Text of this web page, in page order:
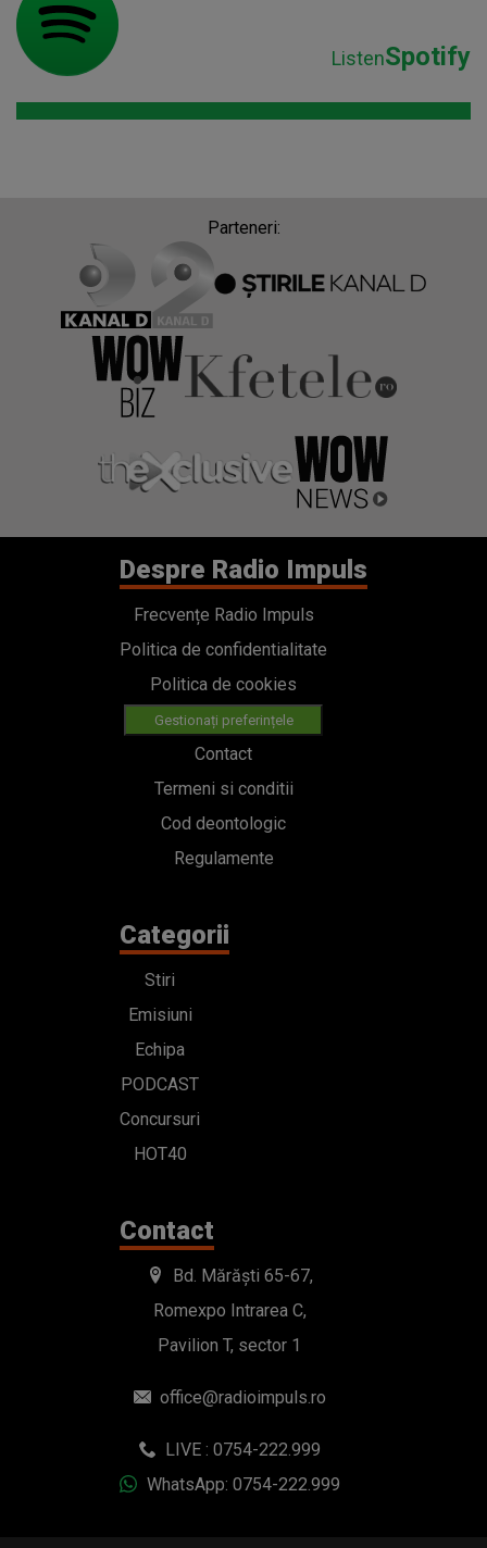
ListenSpotify
Parteneri:
Despre Radio Impuls
Frecvențe Radio Impuls
Politica de confidentialitate
Politica de cookies
Gestionați preferințele
Contact
Termeni si conditii
Cod deontologic
Regulamente
Categorii
Stiri
Emisiuni
Echipa
PODCAST
Concursuri
HOT40
Contact
Bd. Mărăști 65-67,
Romexpo Intrarea C,
Pavilion T, sector 1
office@radioimpuls.ro
LIVE : 0754-222.999
WhatsApp: 0754-222.999